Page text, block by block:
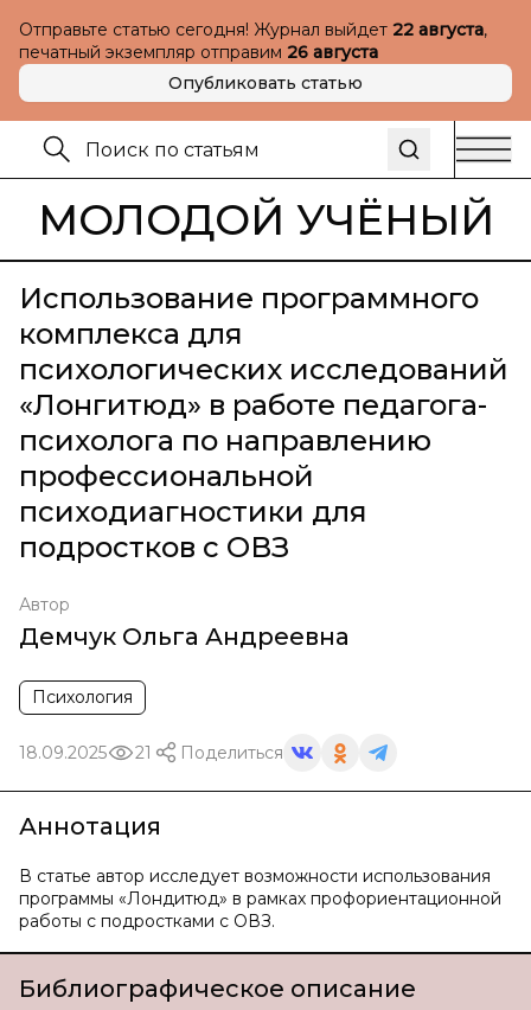
Отправьте статью сегодня! Журнал выйдет 22 августа,
печатный экземпляр отправим 26 августа
Опубликовать статью
МОЛОДОЙ УЧЁНЫЙ
Использование программного
комплекса для
психологических исследований
«Лонгитюд» в работе педагога-
психолога по направлению
профессиональной
психодиагностики для
подростков с ОВЗ
Автор
Демчук Ольга Андреевна
Психология
18.09.2025 21 Поделиться
Аннотация
В статье автор исследует возможности использования
программы «Лондитюд» в рамках профориентационной
работы с подростками с ОВЗ.
Библиографическое описание